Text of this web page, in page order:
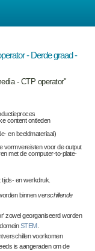
- Derde graad -
- CTP operator"
content ontleden
en beeldmateriaal)
vormvereisten voor de output
met de computer-to-plate-
en werkdruk.
binnenverschillende
zowel georganiseerd worden
STEM.
voorkomen
is aangeraden om de